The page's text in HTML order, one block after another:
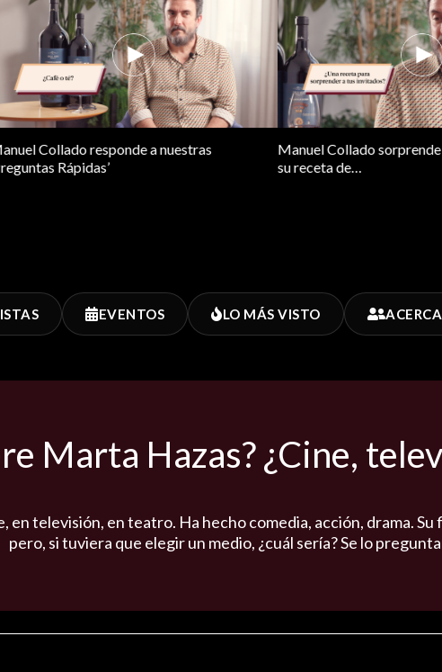
en la biología molecular sobre la
personalizada?
Manuel Collado nos cuenta a
incremento de la esperanza de
EVENTOS LO MÁS VISTO
Marta Hazas? ¿Cine,
en televisión, en teatro. Ha hecho comedia, acción, drama.
pero, si tuviera que elegir un medio, ¿cuál sería? Se lo